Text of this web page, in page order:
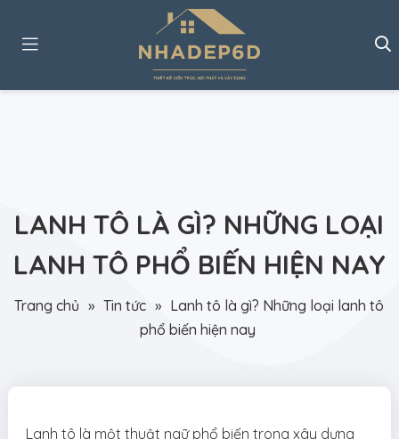
LANH TÔ LÀ GÌ? NHỮNG LOẠI
LANH TÔ PHỔ BIẾN HIỆN NAY
Trang chủ » Tin tức » Lanh tô là gì? Những loại lanh tô
phổ biến hiện nay
Lanh tô là một thuật ngữ phổ biến trong xây dựng